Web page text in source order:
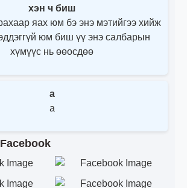
хэн ч биш
яах юм бэ энэ мэтийгээ хийж
юм биш үү энэ салбарын
хүмүүс нь өөосдөө
a
a